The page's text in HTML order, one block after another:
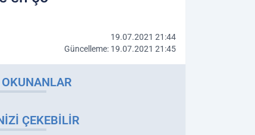
19.07.2021 21:44
Güncelleme: 19.07.2021 21:45
ÇEKEBILIR